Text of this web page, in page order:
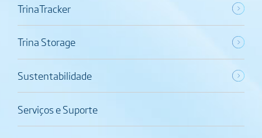
TrinaTracker
Trina Storage
Sustentabilidade
Serviços e Suporte